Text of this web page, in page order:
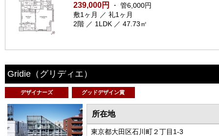
239,000円
・ 管6,000円
敷1ヶ月 ／ 礼1ヶ月
2階 ／ 1LDK ／ 47.73㎡
Gridie （グリディエ）
デザイナーズ グッドデザイン賞
所在地
東京都大田区石川町２丁目1-3